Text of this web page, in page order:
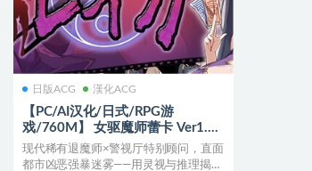
日版ACG 漢化ACG
【PC/AI汉化/日式/RPG游
戏/760M】 女驱魔师蕾卡 Ver1.0
内嵌AI汉化版+日式RPG游戏
+760M
现代稀有退魔师×警视厅特别顾问，直面
都市凶恶强暴迷雾——用灵视与推理揭开